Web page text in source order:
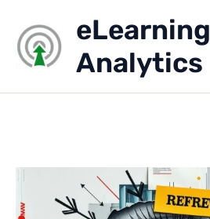
contenu
eLearning
Analytics